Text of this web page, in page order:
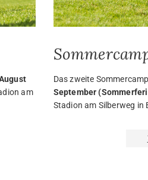
am
Das zweite
September
Stadion am Silberweg in